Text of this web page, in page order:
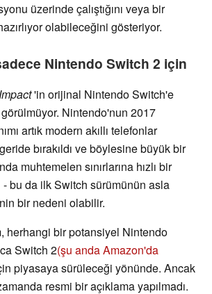
üzerinde çalıştığını veya bir
olabileceğini gösteriyor.
Nintendo Switch 2 için
'in orijinal Nintendo Switch'e
Nintendo'nun 2017
artık modern akıllı telefonlar
bırakıldı ve böylesine büyük bir
muhtemelen sınırlarına hızlı bir
- bu da ilk Switch sürümünün asla
bir nedeni olabilir.
herhangi bir potansiyel Nintendo
Switch 2(şu anda Amazon'da
piyasaya sürüleceği yönünde. Ancak
resmi bir açıklama yapılmadı.